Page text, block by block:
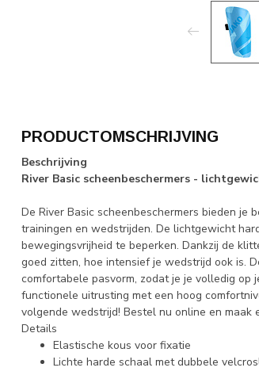
PRODUCTOMSCHRIJVING
Beschrijving
River Basic scheenbeschermers -
De River Basic scheenbeschermers bieden
trainingen en wedstrijden. De lichtgewicht
bewegingsvrijheid te beperken. Dankzij de
goed zitten, hoe intensief je wedstrijd ook is.
comfortabele pasvorm, zodat je je volledig op
functionele uitrusting met een hoog
volgende wedstrijd! Bestel nu online en maak
Details
Elastische kous voor fixatie
Lichte harde schaal met dubbele